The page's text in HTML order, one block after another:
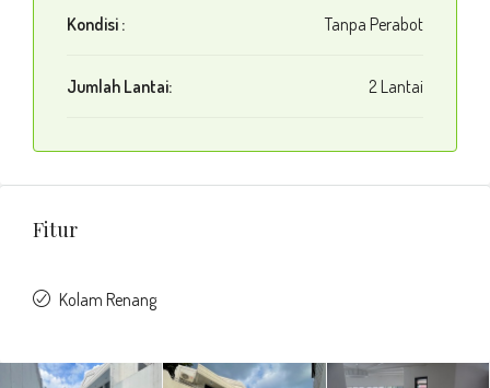
Kondisi : Tanpa Perabot
Jumlah Lantai: 2 Lantai
Fitur
Kolam Renang